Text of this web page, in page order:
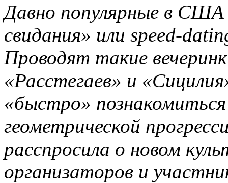
Давно популярные в
свидания» или speed-
Проводят такие
«Расстегаев» и
«быстро»
геометрической
расспросила о новом
организаторов и